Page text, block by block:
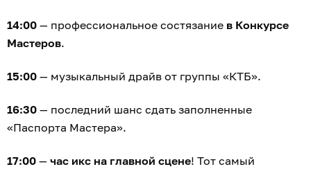
14:00 — профессиональное состязание в Конкурсе
Мастеров.
15:00 — музыкальный драйв от группы «КТБ».
16:30 — последний шанс сдать заполненные
«Паспорта Мастера».
17:00 — час икс на главной сцене! Тот самый